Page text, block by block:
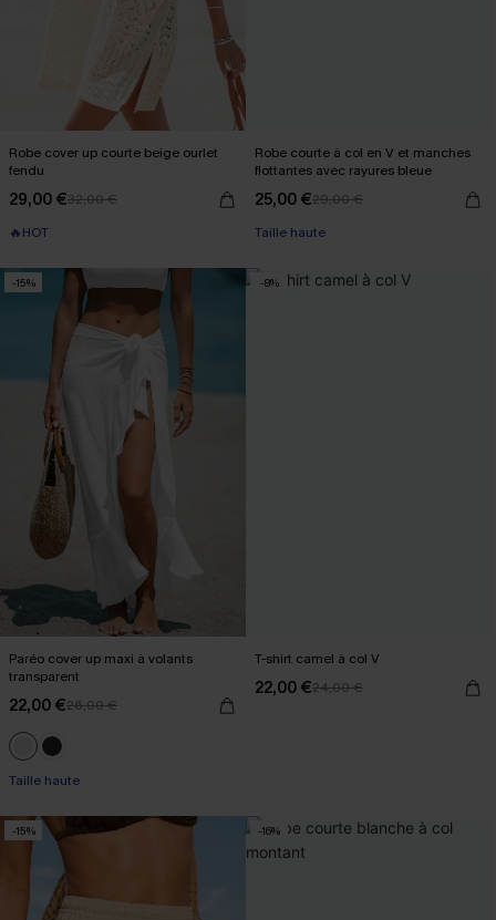
Robe cover up courte beige ourlet
fendu
29,00 €32,00 €
🔥HOT
Robe courte à col en V et manches
flottantes avec rayures bleue
25,00 €29,00 €
Taille haute
-15%
Paréo cover up maxi à volants
transparent
22,00 €26,00 €
Taille haute
-8%
T-shirt camel à col V
22,00 €24,00 €
-15% -16%